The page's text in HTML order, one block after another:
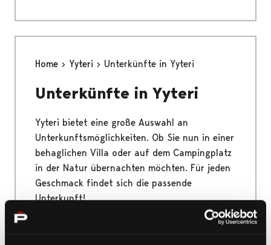
Home Yyteri Unterkünfte in Yyteri
Unterkünfte in Yyteri
Yyteri bietet eine große Auswahl an
Unterkunftsmöglichkeiten. Ob Sie nun in einer
behaglichen Villa oder auf dem Campingplatz
in der Natur übernachten möchten. Für jeden
Geschmack findet sich die passende
Unterkunft!